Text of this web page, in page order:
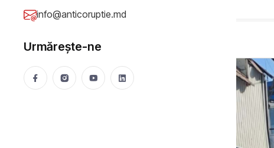
info@anticoruptie.md
Urmărește-ne
Mija Viorica 24 Mar 2026